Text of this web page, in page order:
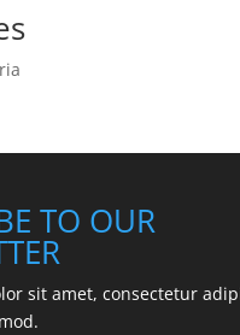
TO OUR
sit amet, consectetur